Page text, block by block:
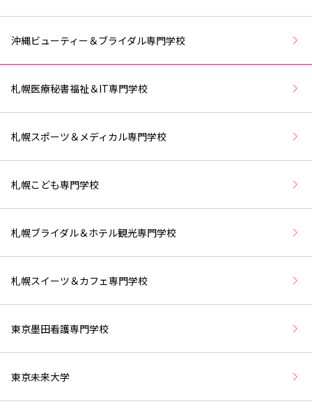
沖縄ビューティー＆ブライダル専門学校
札幌医療秘書福祉＆IT専門学校
札幌スポーツ＆メディカル専門学校
札幌こども専門学校
札幌ブライダル＆ホテル観光専門学校
札幌スイーツ＆カフェ専門学校
東京墨田看護専門学校
東京未来大学